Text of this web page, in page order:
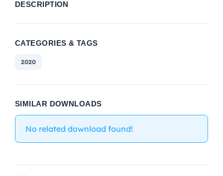
DESCRIPTION
CATEGORIES & TAGS
2020
SIMILAR DOWNLOADS
No related download found!